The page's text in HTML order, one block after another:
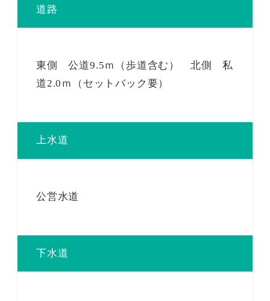
道路
東側 公道9.5ｍ（歩道含む） 北側 私
道2.0ｍ（セットバック要）
上水道
公営水道
下水道